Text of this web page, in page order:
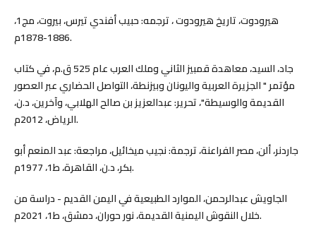
هيرودوت، تاريخ هيرودوت ، ترجمه: حبيب أفندي تيرس، بيروت، مج1،
1886-1878م.
جاد، السيد، معاهدة قمبيز الثاني وملك العرب عام 525 ق.م، في كتاب
مؤتمر " الجزيرة العربية واليونان وبيزنطة، التواصل الحضاري عبر العصور
القديمة والوسيطة"، تحرير: عبدالعزيز بن صالح الهلابي، وآخرين، د.ن،
الرياض، 2012م.
جاردنر، ألن، مصر الفراعنة، ترجمة: نجيب ميخائيل، مراجعة: عبد المنعم أبو
بكر، د.ن، القاهرة، ط1، 1977م.
الجاويش عبدالرحمن، الموارد الطبيعية في اليمن القديم - دراسة من
خلال النقوش اليمنية القديمة، نور حوران، دمشق، ط1، 2021م.